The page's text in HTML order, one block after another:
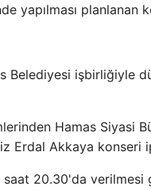
yapılması planlanan
Belediyesi işbirliğiyle
Hamas Siyasi
Erdal Akkaya konseri
20.30'da